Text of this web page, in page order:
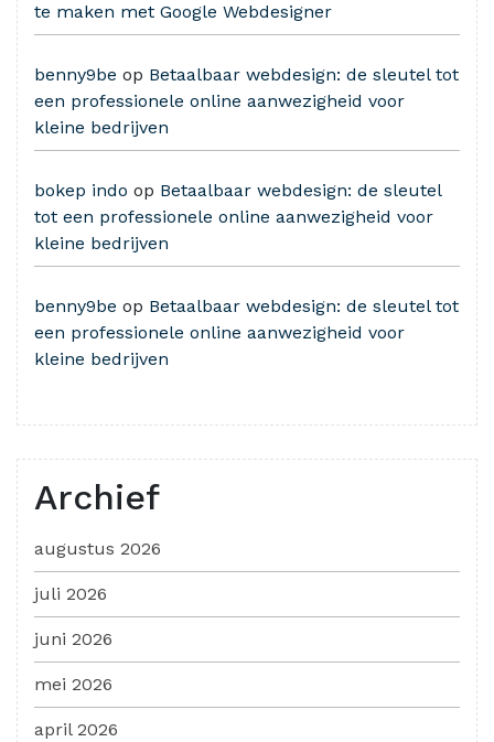
te maken met Google Webdesigner
benny9be op Betaalbaar webdesign: de sleutel tot
een professionele online aanwezigheid voor
kleine bedrijven
bokep indo op Betaalbaar webdesign: de sleutel
tot een professionele online aanwezigheid voor
kleine bedrijven
benny9be op Betaalbaar webdesign: de sleutel tot
een professionele online aanwezigheid voor
kleine bedrijven
Archief
augustus 2026
juli 2026
juni 2026
mei 2026
april 2026